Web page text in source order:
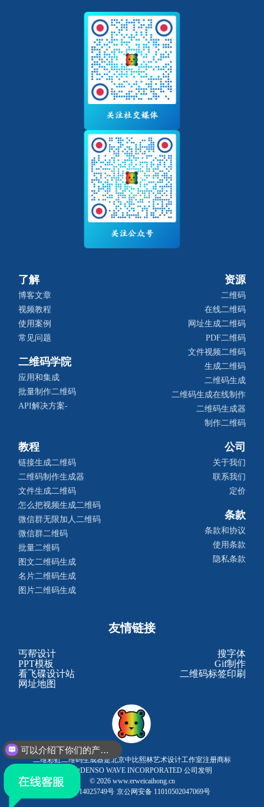
了解
博客文章
视频教程
使用案例
常见问题
二维码学院
应用和集成
批量制作二维码
API解决方案-
资源
二维码
在线二维码
网址生成二维码
PDF二维码
文件视频二维码
生成二维码
二维码生成
二维码生成在线制作
二维码生成器
制作二维码
教程
链接生成二维码
二维码制作生成器
文件生成二维码
怎么把视频生成二维码
微信群无限加人二维码
微信群二维码
批量二维码
图文二维码生成
名片二维码生成
图片二维码生成
公司
关于我们
联系我们
定价
条款
条款和协议
使用条款
隐私条款
友情链接
丐帮设计
搜字体
PPT模板
Gif制作
看飞碟设计站
二维码标签印刷
网址地图
二维彩虹二维码生成器是北京中比熙林艺术设计工作室注册商标
二维码由DENSO WAVE INCORPORATED 公司发明
© 2026 www.erweicaihong.cn
京ICP备14025749号 京公网安备 11010502047069号